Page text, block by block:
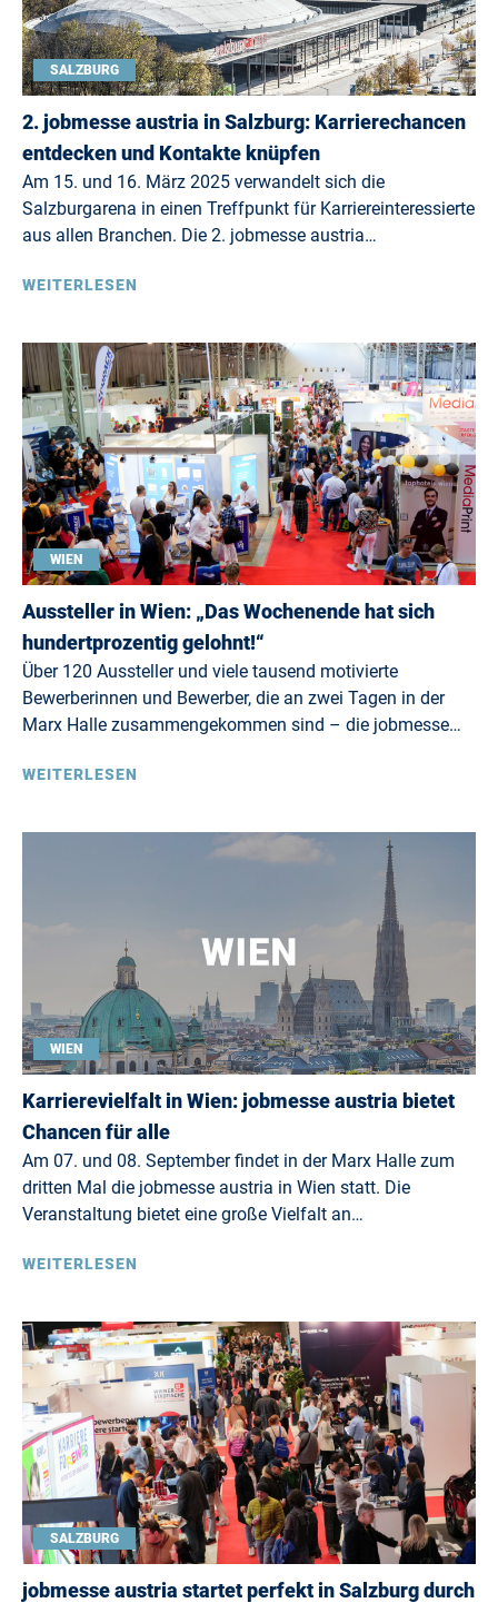
SALZBURG
2. jobmesse austria in Salzburg: Karrierechancen
entdecken und Kontakte knüpfen
Am 15. und 16. März 2025 verwandelt sich die
Salzburgarena in einen Treffpunkt für Karriereinteressierte
aus allen Branchen. Die 2. jobmesse austria…
WEITERLESEN
WIEN
Aussteller in Wien: „Das Wochenende hat sich
hundertprozentig gelohnt!“
Über 120 Aussteller und viele tausend motivierte
Bewerberinnen und Bewerber, die an zwei Tagen in der
Marx Halle zusammengekommen sind – die jobmesse…
WEITERLESEN
WIEN
Karrierevielfalt in Wien: jobmesse austria bietet
Chancen für alle
Am 07. und 08. September findet in der Marx Halle zum
dritten Mal die jobmesse austria in Wien statt. Die
Veranstaltung bietet eine große Vielfalt an…
WEITERLESEN
SALZBURG
jobmesse austria startet perfekt in Salzburg durch